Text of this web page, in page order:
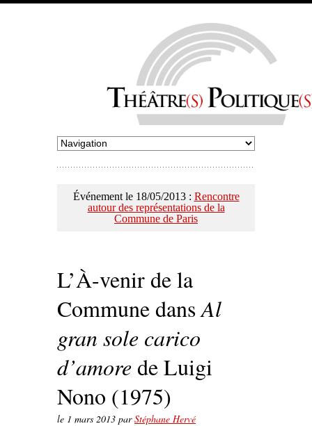
Événement le 18/05/2013 : Rencontre
autour des représentations de la
Commune de Paris
L’À-venir de la
Commune dansAl
gran sole carico
d’amorede Luigi
Nono (1975)
le 1 mars 2013 parStéphane Hervé